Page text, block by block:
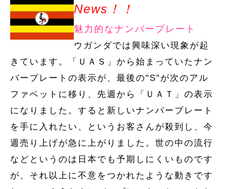
News！！
魅力的なナンバープレート
ウガンダでは興味深い現象が起
きています。「ＵＡＳ」から始まっていたナン
バープレートの表示が、最後の"S"が次のアル
ファベットに移り、先週から「ＵＡＴ」の表示
になりました。すると新しいナンバープレート
を手に入れたい、というお客さんが殺到し、今
週売り上げが急に上がりました。世の中の流行
などというのは日本でも予期しにくいものです
が、それ以上に不意をつかれたような動きです